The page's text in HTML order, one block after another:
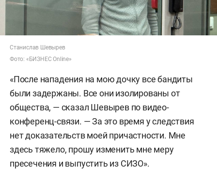
Станислав Шевырев
Фото: «БИЗНЕС Online»
«После нападения на мою дочку все бандиты
были задержаны. Все они изолированы от
общества, — сказал Шевырев по видео-
конференц-связи. — За это время у следствия
нет доказательств моей причастности. Мне
здесь тяжело, прошу изменить мне меру
пресечения и выпустить из СИЗО».